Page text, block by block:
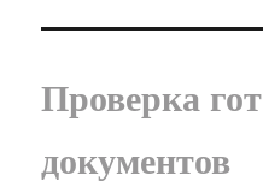
Проверка
документов